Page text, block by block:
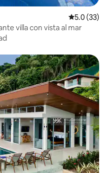
Calificación
5.0 (33)
villa con vista al mar